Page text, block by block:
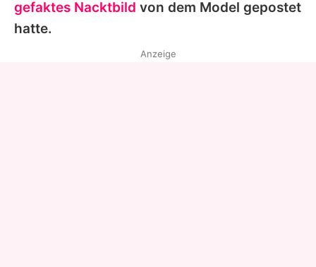
gefaktes Nacktbild von dem Model gepostet
hatte.
Anzeige